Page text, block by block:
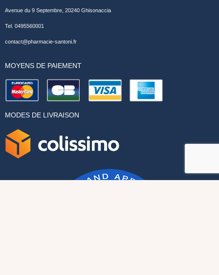
Avenue du 9 Septembre, 20240 Ghisonaccia
Tel. 0495560001
contact@pharmacie-santoni.fr
MOYENS DE PAIEMENT
MODES DE LIVRAISON